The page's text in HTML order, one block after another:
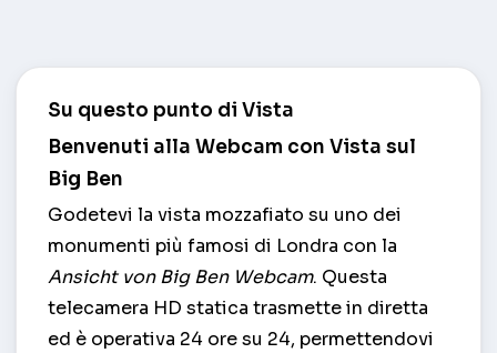
Su questo punto di Vista
Benvenuti alla Webcam con Vista sul
Big Ben
Godetevi la vista mozzafiato su uno dei
monumenti più famosi di Londra con la
Ansicht von Big Ben Webcam. Questa
telecamera HD statica trasmette in diretta
ed è operativa 24 ore su 24, permettendovi